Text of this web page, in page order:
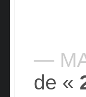
—
de «